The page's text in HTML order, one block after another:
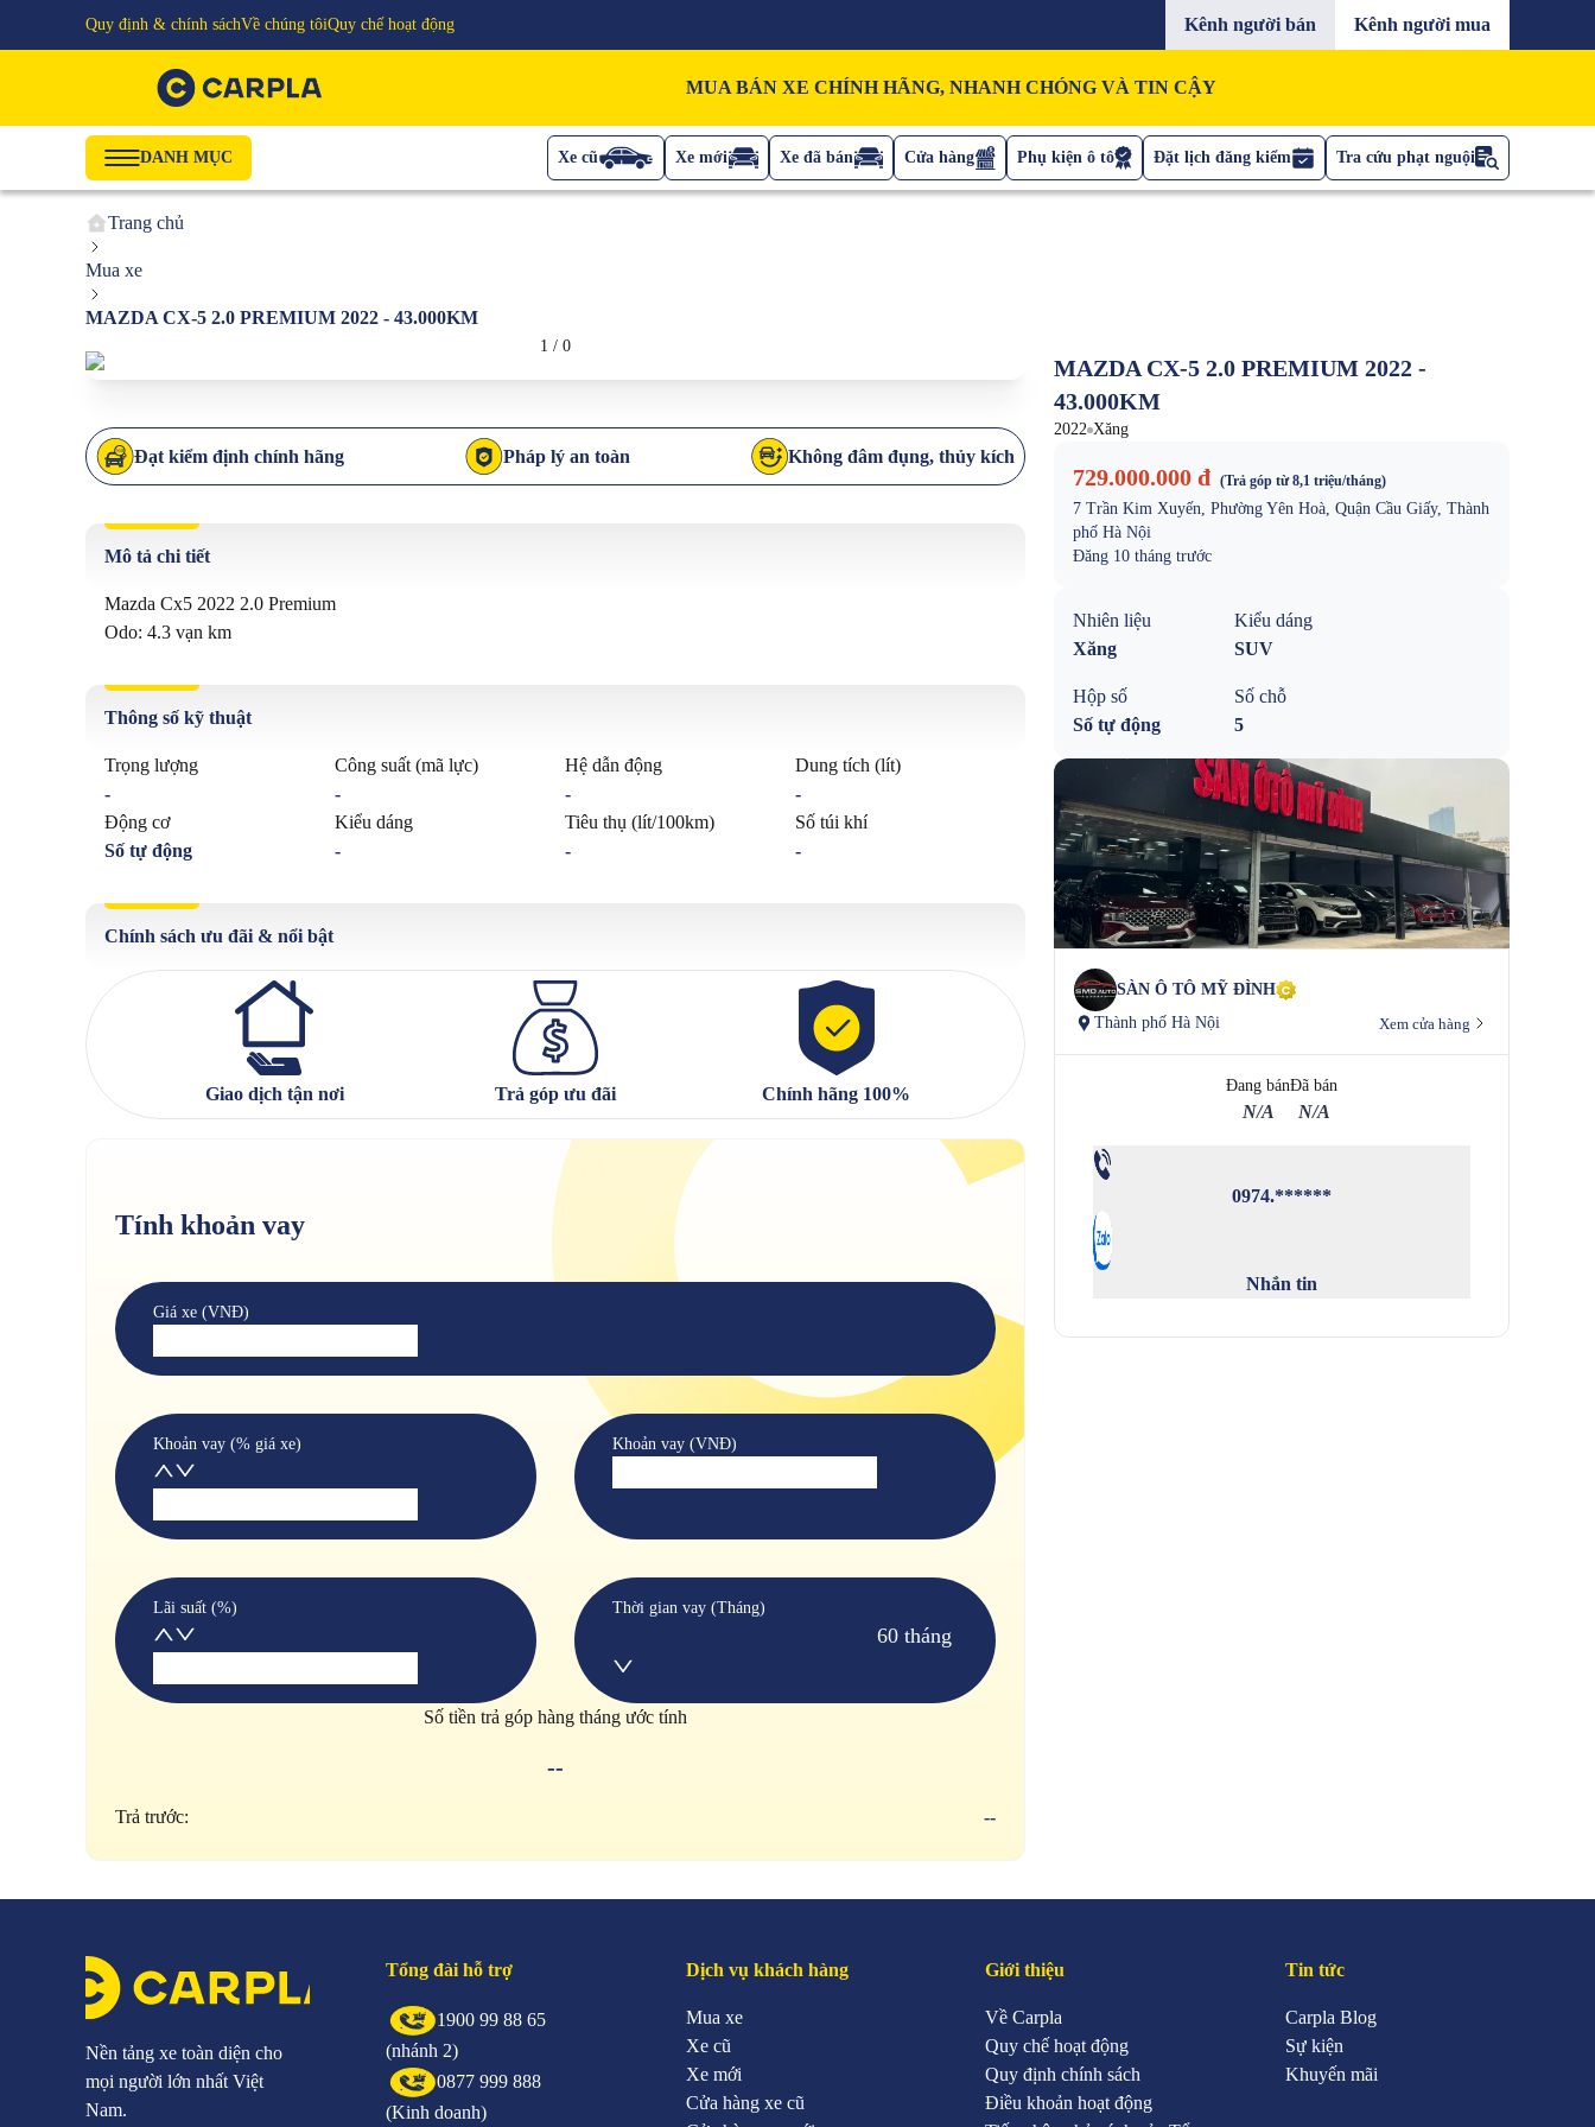
Quy định & chính sáchVề chúng tôiQuy chế hoạt động Kênh người bán Kênh người mua
MUA BÁN XE CHÍNH HÃNG, NHANH CHÓNG VÀ TIN CẬY
DANH MỤC Xe cũ Xe mới Xe đã bán Cửa hàng Phụ kiện ô tô Đặt lịch đăng kiểm Tra cứu phạt nguội
Trang chủ
Mua xe
MAZDA CX-5 2.0 PREMIUM 2022 - 43.000KM
1 / 0
Đạt kiểm định chính hãng Pháp lý an toàn Không đâm đụng, thủy kích
Mô tả chi tiết
Mazda Cx5 2022 2.0 Premium
Thông số kỹ thuật
Trọng lượng
-
Động cơ
Số tự động
Công suất (mã lực)
-
Kiểu dáng
-
Hệ dẫn động
-
Tiêu thụ (lít/100km)
-
Dung tích (lít)
-
Số túi khí
-
Chính sách ưu đãi & nổi bật
Giao dịch tận nơi Trả góp ưu đãi Chính hãng 100%
Tính khoản vay
Giá xe (VNĐ)
Khoản vay (% giá xe) Khoản vay (VNĐ)
Lãi suất (%) Thời gian vay (Tháng)
60 tháng
Số tiền trả góp hàng tháng ước tính
--
Trả trước: --
MAZDA CX-5 2.0 PREMIUM 2022 -
43.000KM
2022 Xăng
729.000.000 đ (Trả góp từ8,1 triệu/tháng)
7 Trần Kim Xuyến, Phường Yên Hoà, Quận Cầu Giấy, Thành
phố Hà Nội
Đăng 10 tháng trước
Nhiên liệu
Xăng
Kiểu dáng
SUV
Hộp số
Số tự động
Số chỗ
5
SÀN Ô TÔ MỸ ĐÌNH
Thành phố Hà Nội
Xem cửa hàng
Đang bán
N/A
Đã bán
N/A
0974.******
Nhắn tin
Nền tảng xe toàn diện cho
mọi người lớn nhất Việt
Nam.
Tổng đài hỗ trợ
1900 99 88 65
(nhánh 2)
0877 999 888
(Kinh doanh)
Dịch vụ khách hàng
Mua xe
Xe cũ
Xe mới
Cửa hàng xe cũ
Giới thiệu
Về Carpla
Quy chế hoạt động
Quy định chính sách
Điều khoản hoạt động
Tin tức
Carpla Blog
Sự kiện
Khuyến mãi